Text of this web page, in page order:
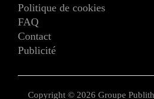
Politique de cookies
FAQ
Contact
Publicité
Copyright © 2026 Groupe